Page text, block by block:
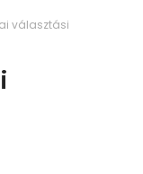
választási